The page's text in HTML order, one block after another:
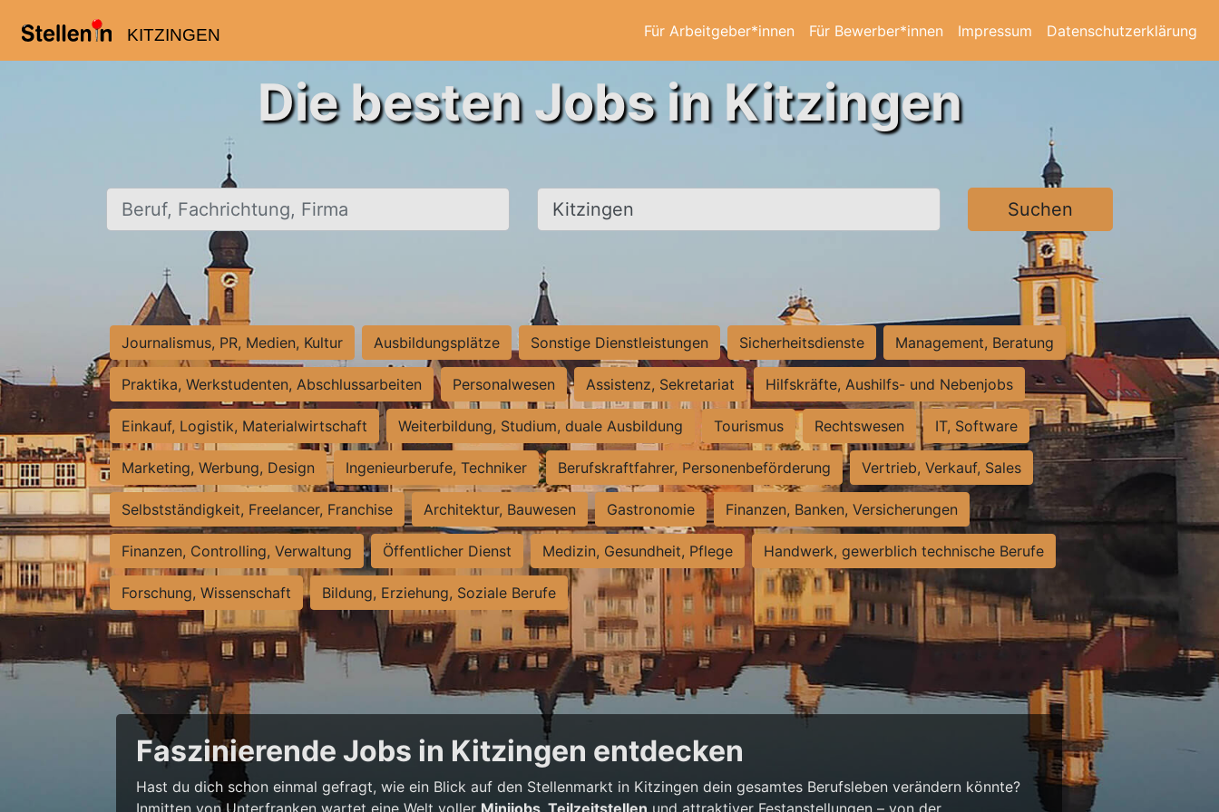
KITZINGEN Für Arbeitgeber*innen Für Bewerber*innen Impressum Datenschutzerklärung
Die besten Jobs in Kitzingen
Beruf, Fachrichtung, Firma Ort, Stadt Suchen
Journalismus, PR, Medien, Kultur Ausbildungsplätze Sonstige Dienstleistungen Sicherheitsdienste Management, Beratung
Praktika, Werkstudenten, Abschlussarbeiten Personalwesen Assistenz, Sekretariat Hilfskräfte, Aushilfs- und Nebenjobs
Einkauf, Logistik, Materialwirtschaft Weiterbildung, Studium, duale Ausbildung Tourismus Rechtswesen IT, Software
Marketing, Werbung, Design Ingenieurberufe, Techniker Berufskraftfahrer, Personenbeförderung Vertrieb, Verkauf, Sales
Selbstständigkeit, Freelancer, Franchise Architektur, Bauwesen Gastronomie Finanzen, Banken, Versicherungen
Finanzen, Controlling, Verwaltung Öffentlicher Dienst Medizin, Gesundheit, Pflege Handwerk, gewerblich technische Berufe
Forschung, Wissenschaft Bildung, Erziehung, Soziale Berufe
Faszinierende Jobs in Kitzingen entdecken
Hast du dich schon einmal gefragt, wie ein Blick auf den Stellenmarkt in Kitzingen dein gesamtes Berufsleben verändern könnte?